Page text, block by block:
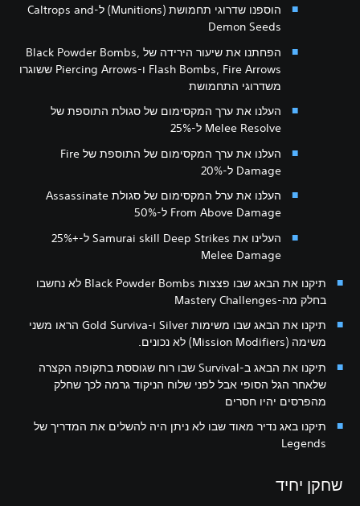
הוספנו שדרוגי תחמושת (Munitions) ל-Caltrops and
Demon Seeds
הפחתנו את שיעור הירידה של Black Powder Bombs,
Flash Bombs, Fire Arrows ו-Piercing Arrows ששוגרו
משדרוגי התחמושת
העלנו את ערך המקסימום של סגולת התוספת של
Melee Resolve ל-25%
העלנו את ערך המקסימום של התוספת של Fire
Damage ל-20%
העלנו את ערל המקסימום של סגולת Assassinate
From Above Damage ל-50%
העלינו את Samurai skill Deep Strikes ל-+25%
Melee Damage
תיקנו את הבאג שבו פצצות Black Powder Bombs לא נחשבו
בחלק מה-Mastery Challenges
תיקנו את הבאג שבו משימות Silver ו-Gold Surviva הראו משני
משימה (Mission Modifiers) לא נכונים.
תיקנו את הבאג ב-Survival שבו רוח שגוססת בתקופה הקצרה
שלאחר הגל הסופי אבל לפני שלוח הניקוד גרמה לכך שחלק
מהפרסים יהיו חסרים
תיקנו באג נדיר מאוד שבו לא ניתן היה להשלים את המדריך של
Legends
שחקן יחיד